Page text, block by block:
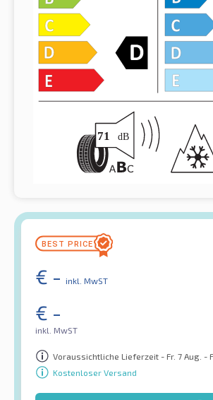
€ - inkl. MwST
€ -
inkl. MwST
Voraussichtliche Lieferzeit - Fr. 7 Aug. -
Kostenloser Versand